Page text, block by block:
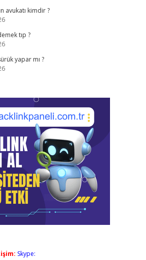
avukatı kimdir ?
tıp ?
yapar mı ?
Skype: